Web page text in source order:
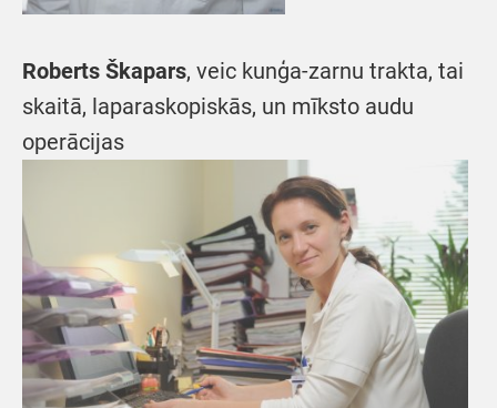
Roberts Škapars, veic kunģa-zarnu trakta, tai
skaitā, laparaskopiskās, un mīksto audu
operācijas